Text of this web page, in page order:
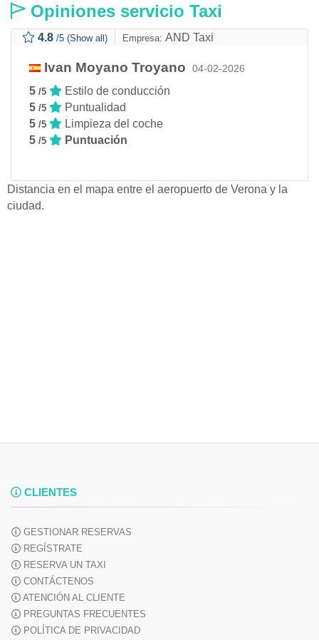
Opiniones servicio Taxi
4.8 /5 (Show all) Empresa: AND Taxi
Ivan Moyano Troyano 04-02-2026
5 /5
Estilo de conducción
5 /5
Puntualidad
5 /5
Limpieza del coche
5 /5 Puntuación
Distancia en el mapa entre el aeropuerto de Verona y la
ciudad.
CLIENTES
GESTIONAR RESERVAS
REGÍSTRATE
RESERVA UN TAXI
CONTÁCTENOS
ATENCIÓN AL CLIENTE
PREGUNTAS FRECUENTES
POLÍTICA DE PRIVACIDAD